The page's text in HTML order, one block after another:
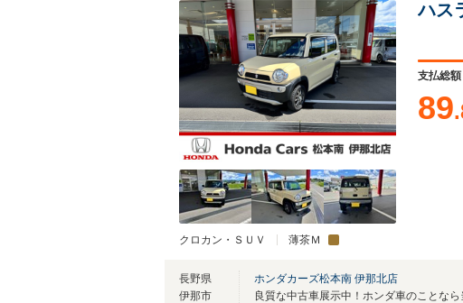
クロカン・ＳＵＶ 薄茶Ｍ
ハス
支払総額
89
長野県
伊那市
ホンダカーズ松本南 伊那北店